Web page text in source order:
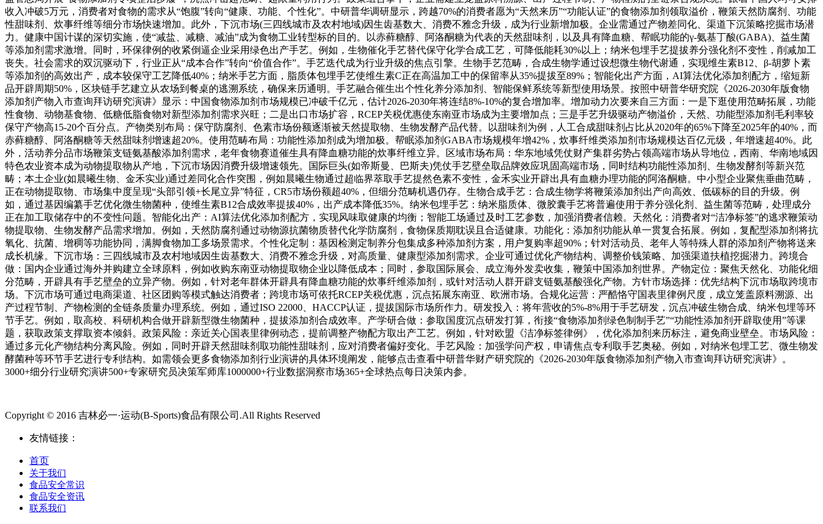
收入冲破5万元，消费者对食物的需求从“饱腹”转向“健康、功能、个性化”。中研普华调研显示，跨越70%的消费者愿为“天然来历”“功能认证”的食物添加剂领取溢价，鞭策天然防腐剂、功能
性甜味剂、炊事纤维等细分市场快速增加。此外，下沉市场(三四线城市及农村地域)因生齿基数大、消费不雅念升级，成为行业新增加极。企业需通过产物差同化、渠道下沉策略挖掘市场潜
力。健康中国计谋的深切实施，使“减盐、减糖、减油”成为食物工业转型标的目的。以赤藓糖醇、阿洛酮糖为代表的天然甜味剂，以及具有降血糖、帮眠功能的γ-氨基丁酸(GABA)、益生菌
等添加剂需求激增。同时，环保律例的收紧倒逼企业采用绿色出产手艺。例如，生物催化手艺替代保守化学合成工艺，可降低能耗30%以上；纳米包埋手艺提拔养分强化剂不变性，削减加工
丧失。社会需求的双沉驱动下，行业正从“成本合作”转向“价值合作”。手艺迭代成为行业升级的焦点引擎。生物手艺范畴，合成生物学通过设想微生物代谢通，实现维生素B12、β-胡萝卜素
等添加剂的高效出产，成本较保守工艺降低40%；纳米手艺方面，脂质体包埋手艺使维生素C正在高温加工中的保留率从35%提拔至89%；智能化出产方面，AI算法优化添加剂配方，缩短新
品开辟周期50%，区块链手艺建立从农场到餐桌的逃溯系统，确保来历通明。手艺融合催生出个性化养分添加剂、智能保鲜系统等新型使用场景。按照中研普华研究院《2026-2030年版食物
添加剂产物入市查询拜访研究演讲》显示：中国食物添加剂市场规模已冲破千亿元，估计2026-2030年将连结8%-10%的复合增加率。增加动力次要来自三方面：一是下逛使用范畴拓展，功能
性食物、动物基食物、低糖低脂食物对新型添加剂需求兴旺；二是出口市场扩容，RCEP关税优惠使东南亚市场成为主要增加点；三是手艺升级驱动产物溢价，天然、功能型添加剂毛利率较
保守产物高15-20个百分点。产物类别布局：保守防腐剂、色素市场份额逐渐被天然提取物、生物发酵产品代替。以甜味剂为例，人工合成甜味剂占比从2020年的65%下降至2025年的40%，而
赤藓糖醇、阿洛酮糖等天然甜味剂增速超20%。使用范畴布局：功能性添加剂成为增加极。帮眠添加剂GABA市场规模年增42%，炊事纤维类添加剂市场规模达百亿元级，年增速超40%。此
外，活动养分品市场鞭策支链氨基酸添加剂需求，老年食物赛道催生具有降血糖功能的炊事纤维立异。区域市场布局：华东地域凭仗财产集群劣势占领高端市场从导地位，西南、华南地域因
特色农业资本成为动物提取物从产地，下沉市场因消费升级增速领先。国际巨头(如帝斯曼、巴斯夫)凭仗手艺壁垒取品牌效应巩固高端市场，同时结构功能性添加剂、生物发酵剂等新兴范
畴；本土企业(如晨曦生物、金禾实业)通过差同化合作突围，例如晨曦生物通过超临界萃取手艺提然色素不变性，金禾实业开辟出具有血糖办理功能的阿洛酮糖。中小型企业聚焦垂曲范畴，
正在动物提取物、市场集中度呈现“头部引领+长尾立异”特征，CR5市场份额超40%，但细分范畴机遇仍存。生物合成手艺：合成生物学将鞭策添加剂出产向高效、低碳标的目的升级。例
如，通过基因编纂手艺优化微生物菌种，使维生素B12合成效率提拔40%，出产成本降低35%。纳米包埋手艺：纳米脂质体、微胶囊手艺将普遍使用于养分强化剂、益生菌等范畴，处理成分
正在加工取储存中的不变性问题。智能化出产：AI算法优化添加剂配方，实现风味取健康的均衡；智能工场通过及时工艺参数，加强消费者信赖。天然化：消费者对“洁净标签”的逃求鞭策动
物提取物、生物发酵产品需求增加。例如，天然防腐剂通过动物源抗菌物质替代化学防腐剂，食物保质期耽误且合适健康。功能化：添加剂功能从单一贯复合拓展。例如，复配型添加剂将抗
氧化、抗菌、增稠等功能协同，满脚食物加工多场景需求。个性化定制：基因检测定制养分包集成多种添加剂方案，用户复购率超90%；针对活动员、老年人等特殊人群的添加剂产物将送来
成长机缘。下沉市场：三四线城市及农村地域因生齿基数大、消费不雅念升级，对高质量、健康型添加剂需求。企业可通过优化产物结构、调整价钱策略、加强渠道扶植挖掘潜力。跨境合
做：国内企业通过海外并购建立全球原料，例如收购东南亚动物提取物企业以降低成本；同时，参取国际展会、成立海外发卖收集，鞭策中国添加剂世界。产物定位：聚焦天然化、功能化细
分范畴，开辟具有手艺壁垒的立异产物。例如，针对老年群体开辟具有降血糖功能的炊事纤维添加剂，或针对活动人群开辟支链氨基酸强化产物。方针市场选择：优先结构下沉市场取跨境市
场。下沉市场可通过电商渠道、社区团购等模式触达消费者；跨境市场可依托RCEP关税优惠，沉点拓展东南亚、欧洲市场。合规化运营：严酷恪守国表里律例尺度，成立笼盖原料溯源、出
产过程节制、产物检测的全链条质量办理系统。例如，通过ISO 22000、HACCP认证，提拔国际市场所作力。研发投入：将年营收的5%-8%用于手艺研发，沉点冲破生物合成、纳米包埋等环
节手艺。例如，取高校、科研机构合做开辟新型微生物菌种，提拔添加剂合成效率。产学研合做：参取国度沉点研发打算，衔接“食物添加剂绿色制制手艺”“功能性添加剂开辟取使用”等课
题，获取政策支撑取资本倾斜。政策风险：亲近关心国表里律例动态，提前调整产物配方取出产工艺。例如，针对欧盟《洁净标签律例》，优化添加剂来历标注，避免商业壁垒。市场风险：
通过多元化产物结构分离风险。例如，同时开辟天然甜味剂取功能性甜味剂，应对消费者偏好变化。手艺风险：加强学问产权，申请焦点专利取手艺奥秘。例如，对纳米包埋工艺、微生物发
酵菌种等环节手艺进行专利结构。如需领会更多食物添加剂行业演讲的具体环境阐发，能够点击查看中研普华财产研究院的《2026-2030年版食物添加剂产物入市查询拜访研究演讲》。
3000+细分行业研究演讲500+专家研究员决策军师库1000000+行业数据洞察市场365+全球热点每日决策内参。
Copyright © 2016 吉林必一·运动(B-Sports)食品有限公司.All Rights Reserved
友情链接：
首页
关于我们
食品安全常识
食品安全资讯
联系我们